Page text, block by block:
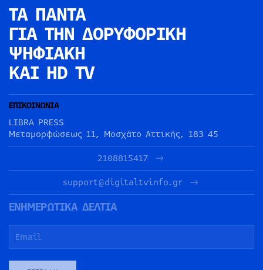
ΤΑ ΠΑΝΤΑ
ΓΙΑ ΤΗΝ ΔΟΡΥΦΟΡΙΚΗ
ΨΗΦΙΑΚΗ
ΚΑΙ HD TV
ΕΠΙΚΟΙΝΩΝΙΑ
LIBRA PRESS
Μεταμορφώσεως 11, Μοσχάτο Αττικής, 183 45
2108815417
support@digitaltvinfo.gr
ΕΝΗΜΕΡΩΤΙΚΑ ΔΕΛΤΙΑ